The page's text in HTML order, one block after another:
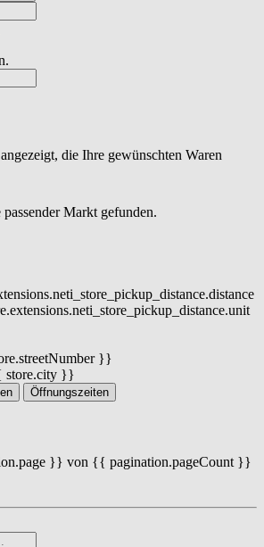
die Ihre gewünschten Waren
Markt gefunden.
}}
store.city }}
Öffnungszeiten
}} von {{ pagination.pageCount }}